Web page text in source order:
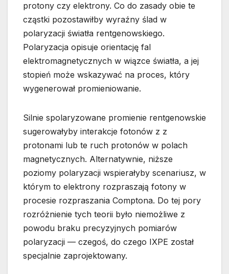
protony czy elektrony. Co do zasady obie te
cząstki pozostawiłby wyraźny ślad w
polaryzacji światła rentgenowskiego.
Polaryzacja opisuje orientację fal
elektromagnetycznych w wiązce światła, a jej
stopień może wskazywać na proces, który
wygenerował promieniowanie.
Silnie spolaryzowane promienie rentgenowskie
sugerowałyby interakcje fotonów z z
protonami lub te ruch protonów w polach
magnetycznych. Alternatywnie, niższe
poziomy polaryzacji wspierałyby scenariusz, w
którym to elektrony rozpraszają fotony w
procesie rozpraszania Comptona. Do tej pory
rozróżnienie tych teorii było niemożliwe z
powodu braku precyzyjnych pomiarów
polaryzacji — czegoś, do czego IXPE został
specjalnie zaprojektowany.